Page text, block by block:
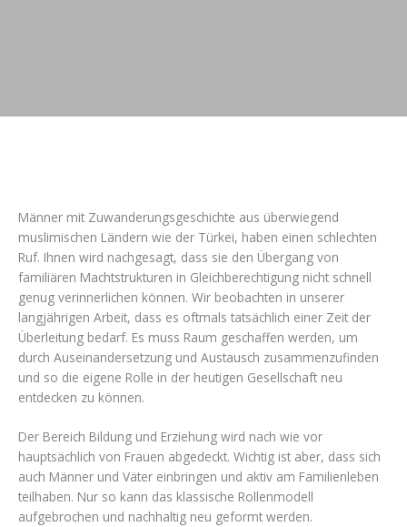
Männer mit Zuwanderungsgeschichte aus überwiegend
muslimischen Ländern wie der Türkei, haben einen schlechten
Ruf. Ihnen wird nachgesagt, dass sie den Übergang von
familiären Machtstrukturen in Gleichberechtigung nicht schnell
genug verinnerlichen können. Wir beobachten in unserer
langjährigen Arbeit, dass es oftmals tatsächlich einer Zeit der
Überleitung bedarf. Es muss Raum geschaffen werden, um
durch Auseinandersetzung und Austausch zusammenzufinden
und so die eigene Rolle in der heutigen Gesellschaft neu
entdecken zu können.
Der Bereich Bildung und Erziehung wird nach wie vor
hauptsächlich von Frauen abgedeckt. Wichtig ist aber, dass sich
auch Männer und Väter einbringen und aktiv am Familienleben
teilhaben. Nur so kann das klassische Rollenmodell
aufgebrochen und nachhaltig neu geformt werden.